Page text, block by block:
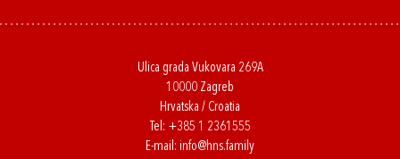
Ulica grada Vukovara 269A
10000 Zagreb
Hrvatska / Croatia
Tel: +385 1 2361555
E-mail: info@hns.family